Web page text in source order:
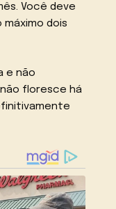
Você deve
dois
e não
floresce há